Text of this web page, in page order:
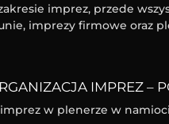
imprez, przede
imprezy firmowe oraz
IMPREZ –
imprez w plenerze w